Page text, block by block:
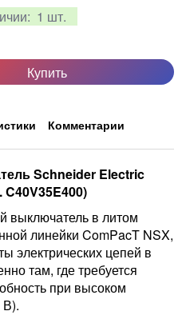
1 шт.
Купить
Комментарии
Schneider Electric
C40V35E400)
выключатель в литом
линейки ComPacT NSX,
электрических цепей в
там, где требуется
при высоком